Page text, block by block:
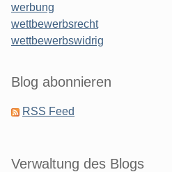
werbung
wettbewerbsrecht
wettbewerbswidrig
Blog abonnieren
RSS Feed
Verwaltung des Blogs